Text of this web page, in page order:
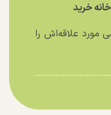
خرید
مورد علاقه‌اش را